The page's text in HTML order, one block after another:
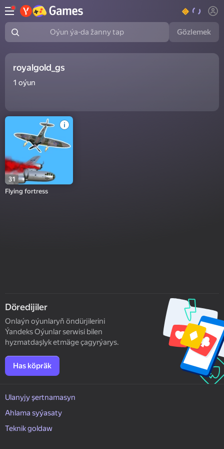
Oýun ýa-da žanny tap Gözlemek
royalgold_gs
1 oýun
31
Flying fortress
Döredijiler
Onlaýn oýunlaryň öndürjilerini
Ýandeks Oýunlar serwisi bilen
hyzmatdaşlyk etmäge çagyrýarys.
Has köpräk
Ulanyjy şertnamasyn
Ahlama syýasaty
Teknik goldaw